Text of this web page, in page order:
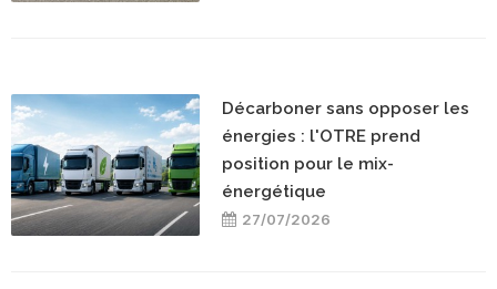
Décarboner sans opposer les
énergies : l'OTRE prend
position pour le mix-
énergétique
27/07/2026